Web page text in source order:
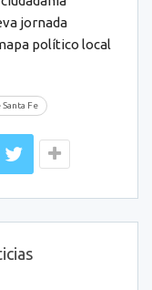
jornada
político local
Fe